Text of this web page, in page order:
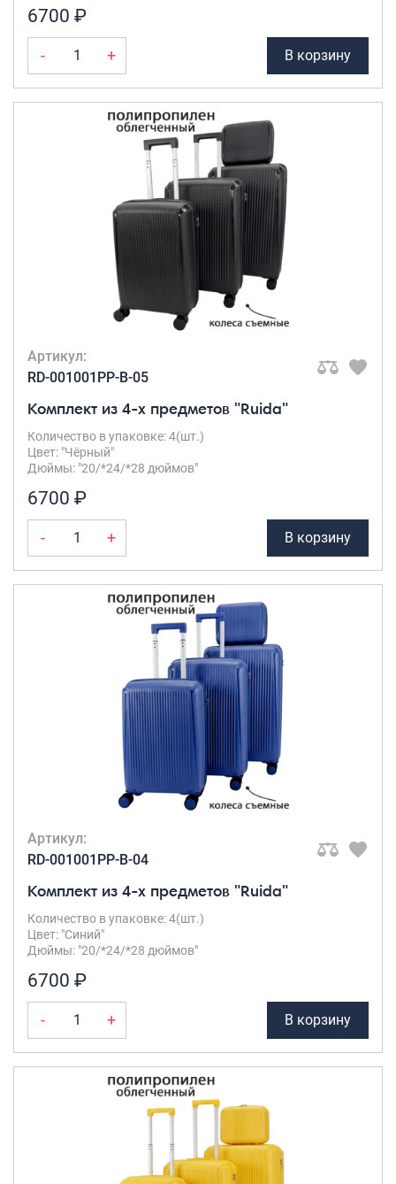
6700 ₽
- + В корзину
Артикул:
RD-001001PP-B-05
Комплект из 4-х предметов "Ruida"
Количество в упаковке: 4(шт.)
Цвет: "Чёрный"
Дюймы: "20/*24/*28 дюймов"
6700 ₽
- + В корзину
Артикул:
RD-001001PP-B-04
Комплект из 4-х предметов "Ruida"
Количество в упаковке: 4(шт.)
Цвет: "Синий"
Дюймы: "20/*24/*28 дюймов"
6700 ₽
- + В корзину